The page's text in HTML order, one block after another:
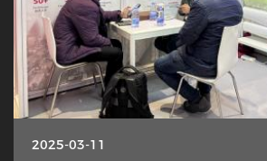
2025-03-11